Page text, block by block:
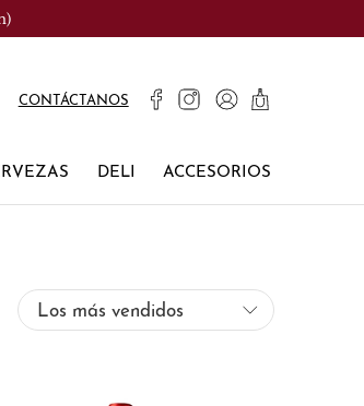
CONTÁCTANOS
DELI ACCESORIOS